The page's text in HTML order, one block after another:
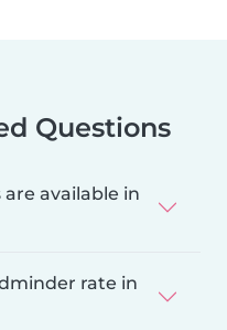
Questions
available in
rate in